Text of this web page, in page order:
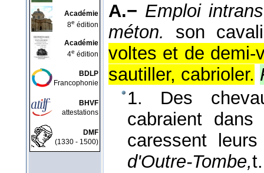
Académie
8e édition
Académie
4e édition
BDLP
Francophonie
BHVF
attestations
DMF
(1330 - 1500)
A.− Emploi
méton.
son
voltes et de
sautiller, cabrioler.
1. Des
cabraient
caressent
d'Outre-Tombe,